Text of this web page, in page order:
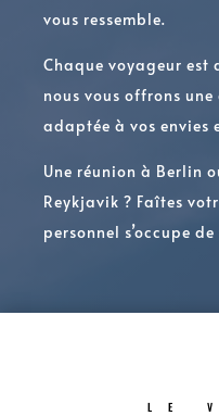
vous ressemble.
Chaque voyageur est
nous vous offrons
adaptée à vos envies
Une réunion à Berlin
Reykjavik ? Faîtes
personnel s’occupe de
LE